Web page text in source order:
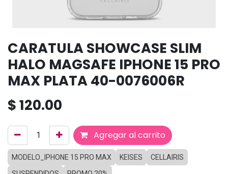
CARATULA SHOWCASE SLIM
HALO MAGSAFE IPHONE 15 PRO
MAX PLATA 40-0076006R
$120.00
Agregar al carrito
MODELO_IPHONE 15 PRO MAX KEISES
CELLAIRIS